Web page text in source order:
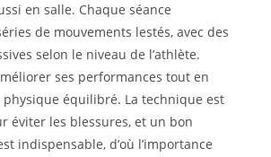
en salle. Chaque séance
de mouvements lestés, avec des
selon le niveau de l’athlète.
ses performances tout en
équilibré. La technique est
éviter les blessures, et un bon
indispensable, d’où l’importance